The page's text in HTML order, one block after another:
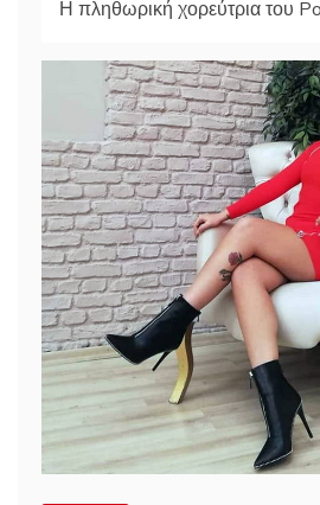
Η πληθωρική χορεύτρια του